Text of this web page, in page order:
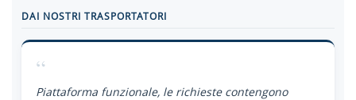
DAI NOSTRI TRASPORTATORI
“
Piattaforma funzionale, le richieste contengono